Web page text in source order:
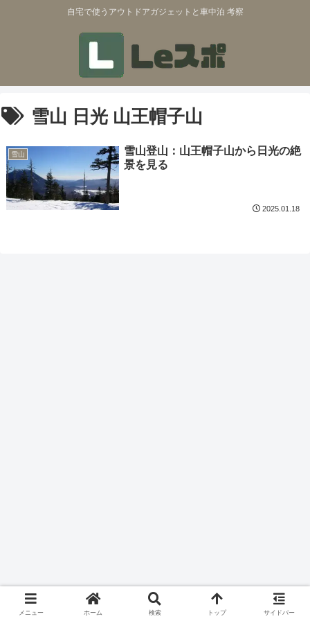
自宅で使うアウトドアガジェットと車中泊 考察
雪山 日光 山王帽子山
雪山
雪山登山：山王帽子山から日光の絶
景を見る
2025.01.18
メニュー ホーム 検索 トップ サイドバー